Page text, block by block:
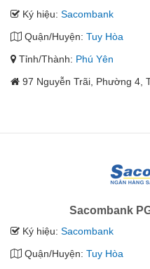
Ký hiệu: Sacombank
Quận/Huyện: Tuy Hòa
Tỉnh/Thành: Phú Yên
97 Nguyễn Trãi, Phường 4,
Sacombank
Ký hiệu: Sacombank
Quận/Huyện: Tuy Hòa